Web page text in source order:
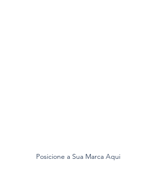
Posicione a Sua Marca Aqui